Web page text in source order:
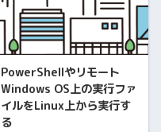
PowerShellやリモート
Windows OS上の実行ファ
イルをLinux上から実行す
る